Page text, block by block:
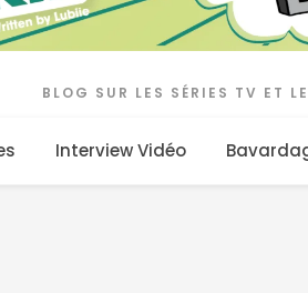
BLOG SUR LES SÉRIES TV ET
Interview Vidéo